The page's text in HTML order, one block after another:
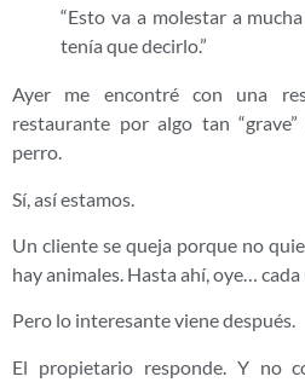
“Esto va a molestar a
tenía que decirlo.”
Ayer me encontré con una
restaurante por algo tan
perro.
Sí, así estamos.
Un cliente se queja porque no
hay animales. Hasta ahí, oye…
Pero lo interesante viene después.
El propietario responde. Y no